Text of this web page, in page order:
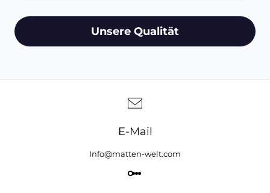
Unsere Qualität
E-Mail
Info@matten-welt.com